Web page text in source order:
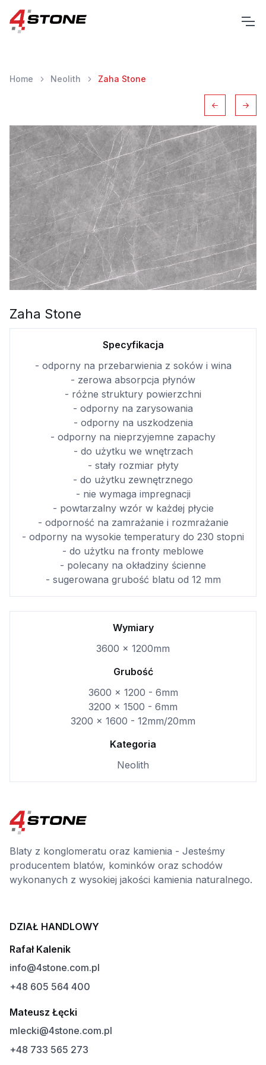
Home Neolith Zaha Stone
Zaha Stone
Specyfikacja
- odporny na przebarwienia z soków i wina
- zerowa absorpcja płynów
- różne struktury powierzchni
- odporny na zarysowania
- odporny na uszkodzenia
- odporny na nieprzyjemne zapachy
- do użytku we wnętrzach
- stały rozmiar płyty
- do użytku zewnętrznego
- nie wymaga impregnacji
- powtarzalny wzór w każdej płycie
- odporność na zamrażanie i rozmrażanie
- odporny na wysokie temperatury do 230 stopni
- do użytku na fronty meblowe
- polecany na okładziny ścienne
- sugerowana grubość blatu od 12 mm
Wymiary
3600 x 1200mm
Grubość
3600 x 1200 - 6mm
3200 x 1500 - 6mm
3200 x 1600 - 12mm/20mm
Kategoria
Neolith
Blaty z konglomeratu oraz kamienia - Jesteśmy
producentem blatów, kominków oraz schodów
wykonanych z wysokiej jakości kamienia naturalnego.
DZIAŁ HANDLOWY
Rafał Kalenik
info@4stone.com.pl
+48 605 564 400
Mateusz Łęcki
mlecki@4stone.com.pl
+48 733 565 273